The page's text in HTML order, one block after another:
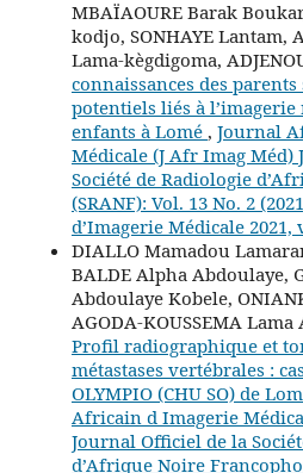
MBAÏAOURE Barak
kodjo, SONHAYE Lantam,
Lama-kègdigoma,
connaissances des
potentiels liés à
enfants à Lomé , Journal
Médicale (J Afr Imag Méd)
Société de Radiologie
(SRANF): Vol. 13 No. 2
d’Imagerie Médicale
DIALLO Mamadou
BALDE Alpha Abdoulaye,
Abdoulaye Kobele,
AGODA-KOUSSEMA
Profil radiographique et
métastases vertébrales :
OLYMPIO (CHU SO) de
Africain d Imagerie
Journal Officiel de la
d’Afrique Noire